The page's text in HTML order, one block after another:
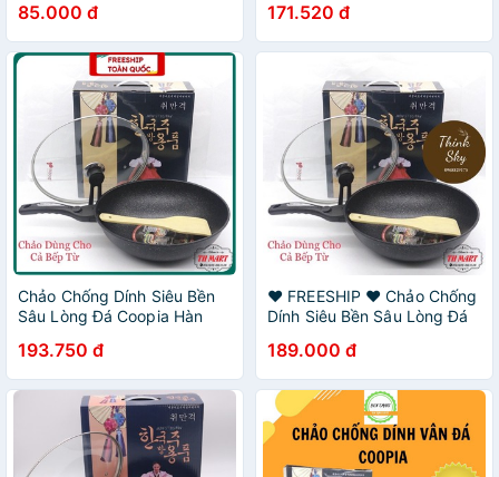
kính size 32cm/30cm (Tặng
Thìa Gỗ )
85.000 đ 171.520 đ
Chảo Chống Dính Siêu Bền
Sâu Lòng Đá Coopia Hàn
32cm/30cm (Tặng Thìa Gỗ) .
.
193.750 đ
❤ FREESHIP ❤ Chảo Chống
Dính Siêu Bền Sâu Lòng Đá
kính size 32cm ThinkSky
189.000 đ